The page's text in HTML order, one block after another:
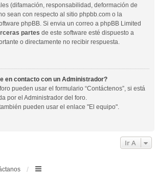
(difamación, responsabilidad, deformación de
sean con respecto al sitio phpbb.com o la
phpBB. Si envia un correo a phpBB Limited
partes de este software esté dispuesto a
o directamente no recibir respuesta.
en contacto con un Administrador?
pueden usar el formulario “Contáctenos”, si está
por el Administrador del foro.
pueden usar el enlace "El equipo".
Ir A